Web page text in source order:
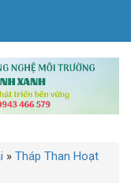
» Tháp Than Hoạt